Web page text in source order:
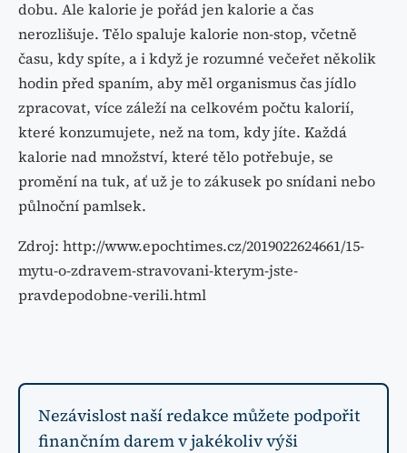
dobu. Ale kalorie je pořád jen kalorie a čas
nerozlišuje. Tělo spaluje kalorie non-stop, včetně
času, kdy spíte, a i když je rozumné večeřet několik
hodin před spaním, aby měl organismus čas jídlo
zpracovat, více záleží na celkovém počtu kalorií,
které konzumujete, než na tom, kdy jíte. Každá
kalorie nad množství, které tělo potřebuje, se
promění na tuk, ať už je to zákusek po snídani nebo
půlnoční pamlsek.
Zdroj: http://www.epochtimes.cz/2019022624661/15-
mytu-o-zdravem-stravovani-kterym-jste-
pravdepodobne-verili.html
Nezávislost naší redakce můžete podpořit
finančním darem v jakékoliv výši